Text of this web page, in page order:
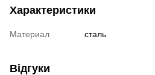
Характеристики
Материал сталь
Відгуки